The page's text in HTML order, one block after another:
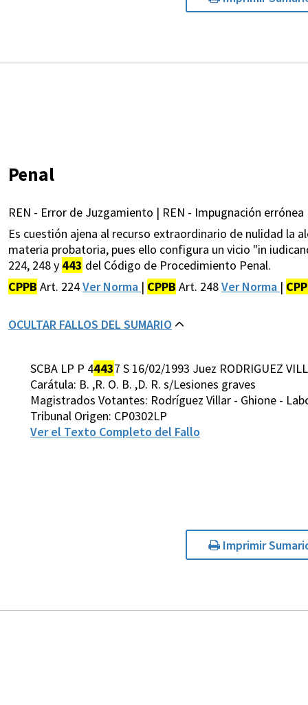
Penal
REN - Error de Juzgamiento | REN - Impugnación errónea
Es cuestión ajena al recurso extraordinario de nulidad la
materia probatoria, pues ello configura un vicio "in
224, 248 y 443 del Código de Procedimiento Penal.
CPPB Art. 224Ver Norma | CPPB Art. 248Ver Norma |
OCULTAR FALLOS DEL SUMARIO
SCBA LP P 44437 S 16/02/1993 Juez RODRIGUEZ
Carátula: B. ,R. O. B. ,D. R. s/Lesiones graves
Magistrados Votantes: Rodríguez Villar - Ghione -
Tribunal Origen: CP0302LP
Ver el Texto Completo del Fallo
Imprimir